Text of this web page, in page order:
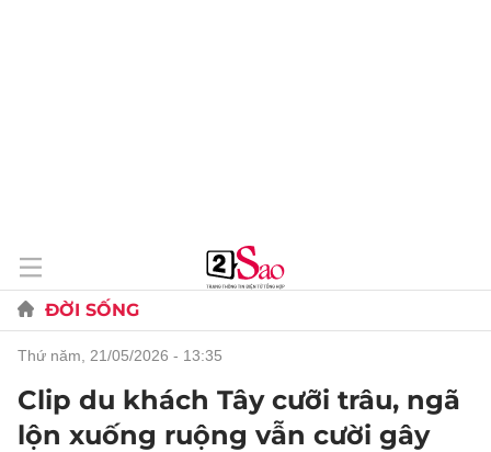
ĐỜI SỐNG
thứ năm, 21/05/2026 - 13:35
Clip du khách Tây cưỡi trâu, ngã
lộn xuống ruộng vẫn cười gây